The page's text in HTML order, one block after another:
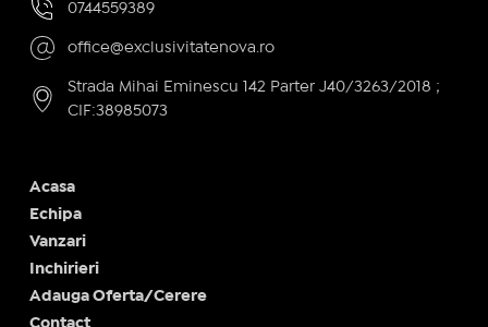
0744559389
office@exclusivitatenova.ro
Strada Mihai Eminescu 142 Parter J40/3263/2018 ;
CIF:38985073
Acasa
Echipa
Vanzari
Inchirieri
Adauga Oferta/Cerere
Contact